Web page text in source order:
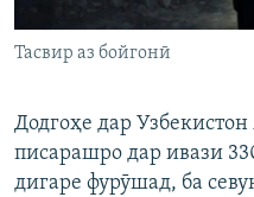
Тасвир аз бойгонӣ
Додгоҳе дар Узбекистон
писарашро дар ивази
дигаре фурӯшад, ба